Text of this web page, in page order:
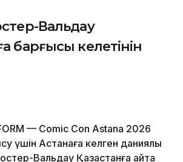
Вальдау
барғысы келетінін
— Comic Con Astana 2026
үшін Астанаға келген даниялық
Вальдау Қазақстанға қайта